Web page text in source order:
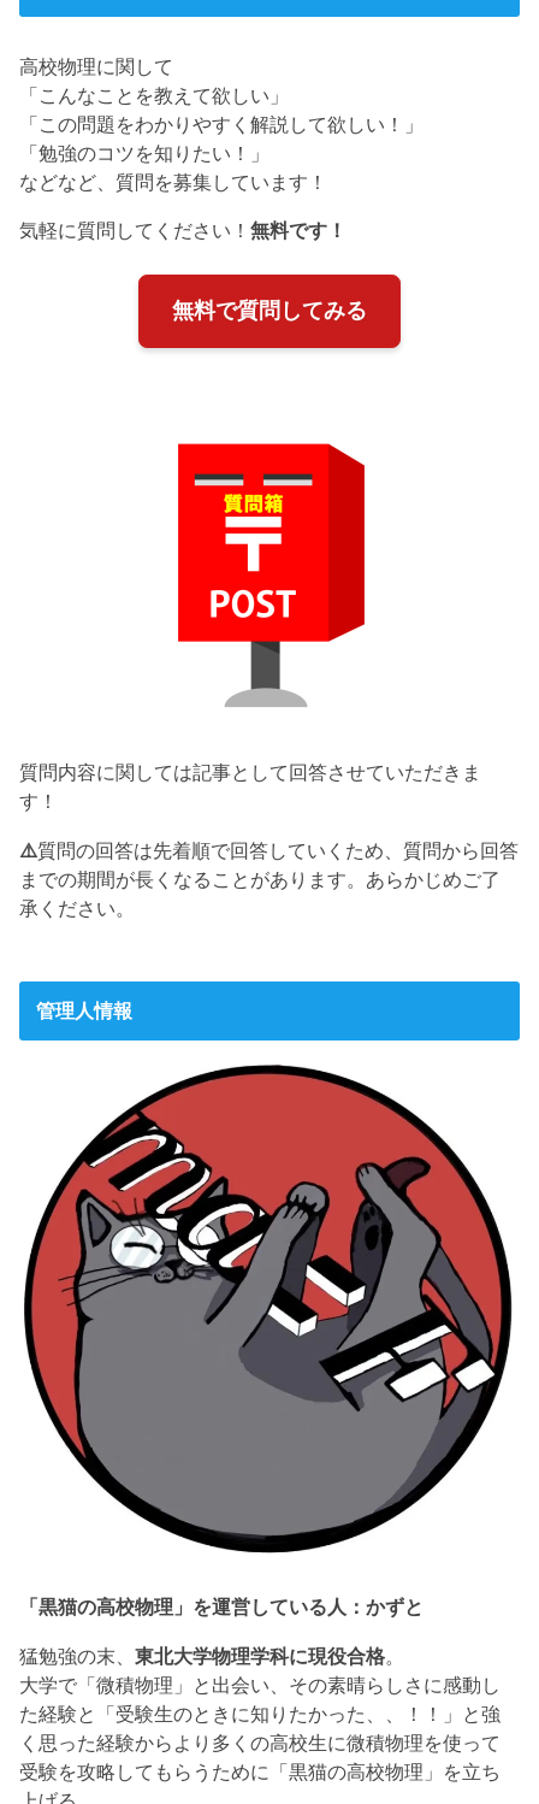
高校物理に関して
「こんなことを教えて欲しい」
「この問題をわかりやすく解説して欲しい！」
「勉強のコツを知りたい！」
などなど、質問を募集しています！
気軽に質問してください！無料です！
無料で質問してみる
質問内容に関しては記事として回答させていただきま
す！
⚠️質問の回答は先着順で回答していくため、質問から回答
までの期間が長くなることがあります。あらかじめご了
承ください。
管理人情報
「黒猫の高校物理」を運営している人：かずと
猛勉強の末、東北大学物理学科に現役合格。
大学で「微積物理」と出会い、その素晴らしさに感動し
た経験と「受験生のときに知りたかった、、！！」と強
く思った経験からより多くの高校生に微積物理を使って
受験を攻略してもらうために「黒猫の高校物理」を立ち